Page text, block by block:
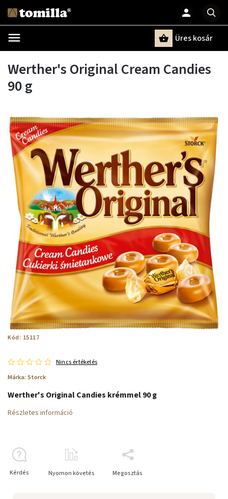
Üres kosár
Werther's Original Cream Candies
90 g
Kód: 15117
Nincs értékelés
Márka: Storck
Werther's Original Candies krémmel 90 g
Részletes információ
Kérdés Nyomon követés Megosztás